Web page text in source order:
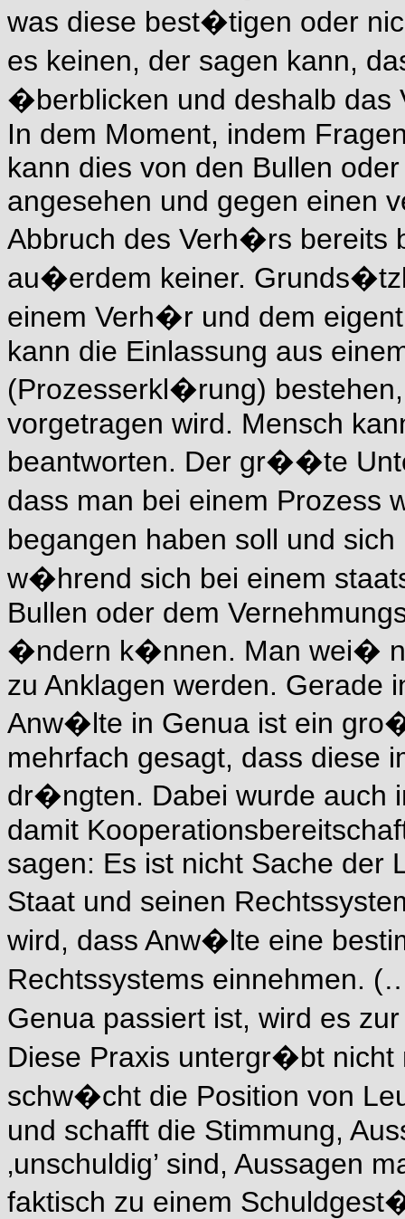
was diese best�tigen oder
es keinen, der sagen kann,
�berblicken und deshalb
In dem Moment, indem
kann dies von den Bullen
angesehen und gegen einen
Abbruch des Verh�rs
au�erdem keiner.
einem Verh�r und dem
kann die Einlassung aus
(Prozesserkl�rung)
vorgetragen wird. Mensch
beantworten. Der gr��te
dass man bei einem Prozess
begangen haben soll und
w�hrend sich bei einem
Bullen oder dem
�ndern k�nnen. Man wei�
zu Anklagen werden. Gerade
Anw�lte in Genua ist ein
mehrfach gesagt, dass diese
dr�ngten. Dabei wurde auch
damit
sagen: Es ist nicht Sache der
Staat und seinen
wird, dass Anw�lte eine
Rechtssystems einnehmen.
Genua passiert ist, wird es
Diese Praxis untergr�bt nicht
schw�cht die Position von
und schafft die Stimmung,
‚unschuldig’ sind, Aussagen
faktisch zu einem